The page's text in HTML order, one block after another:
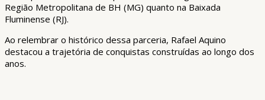
Região Metropolitana de BH (MG) quanto na Baixada
Fluminense (RJ).
Ao relembrar o histórico dessa parceria, Rafael Aquino
destacou a trajetória de conquistas construídas ao longo dos
anos.